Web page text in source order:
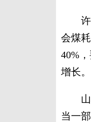
许竹
会煤
40%
增长。
山东
当一